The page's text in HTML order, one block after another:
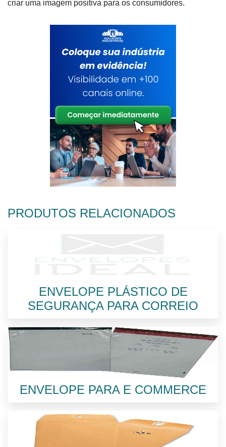
criar uma imagem positiva para os consumidores.
PRODUTOS RELACIONADOS
ENVELOPE PLÁSTICO DE
SEGURANÇA PARA CORREIO
ENVELOPE PARA E COMMERCE